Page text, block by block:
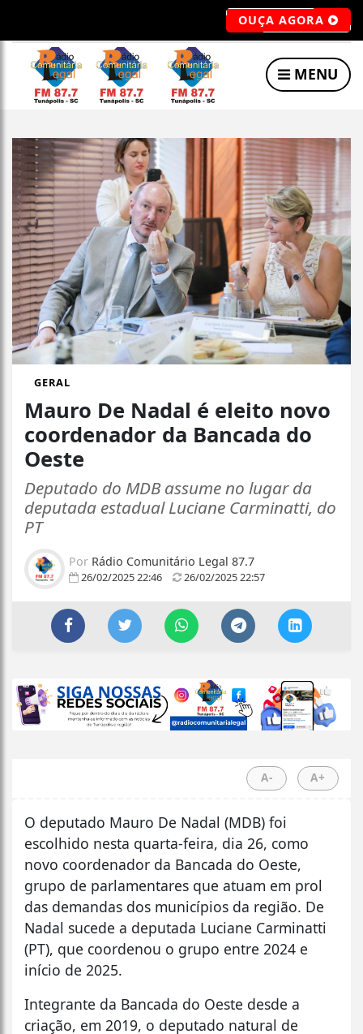
OUÇA AGORA
MENU
GERAL
Mauro De Nadal é eleito novo
coordenador da Bancada do
Oeste
Deputado do MDB assume no lugar da
deputada estadual Luciane Carminatti, do
PT
Por Rádio Comunitário Legal 87.7
26/02/2025 22:46 26/02/2025 22:57
A- A+
O deputado Mauro De Nadal (MDB) foi
escolhido nesta quarta-feira, dia 26, como
novo coordenador da Bancada do Oeste,
grupo de parlamentares que atuam em prol
das demandas dos municípios da região. De
Nadal sucede a deputada Luciane Carminatti
(PT), que coordenou o grupo entre 2024 e
início de 2025.
Integrante da Bancada do Oeste desde a
criação, em 2019, o deputado natural de